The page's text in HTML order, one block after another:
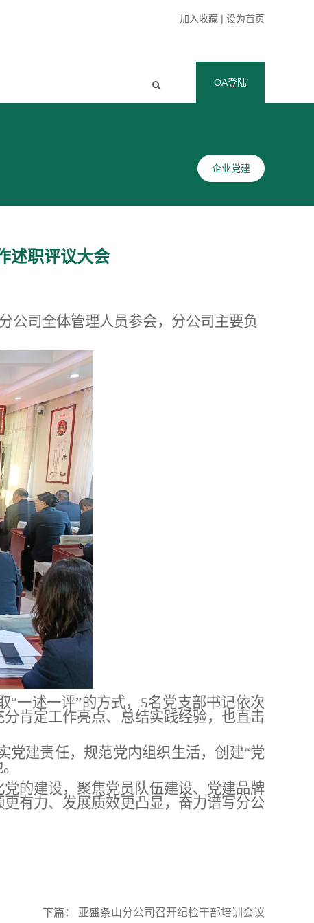
OA登陆
加入收藏 | 设为首页
企业党建
述职评议大会
公司全体管理人员参会，分公司 主要负
“一述一评”的方式，5名党支部书记依次
肯定工作亮点、总结实践经验，也直击
党建责任，规范党内组织生活，创建“党
的建设，聚焦党员队伍建设、党建品牌
有力、发展质效更凸显，奋力谱写分公
下篇： 亚盛条山分公司召开纪检干部培训会议